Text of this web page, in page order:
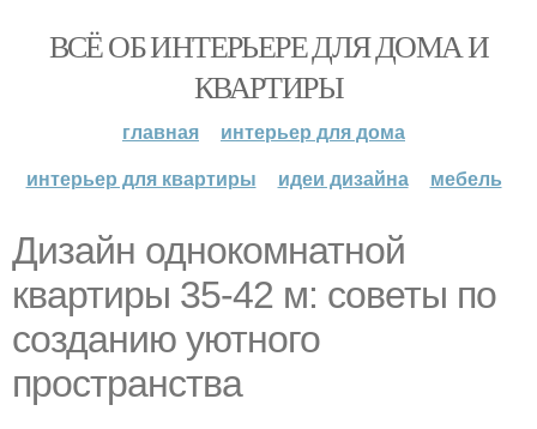
ВСЁ ОБ ИНТЕРЬЕРЕ ДЛЯ ДОМА И
КВАРТИРЫ
главная
интерьер для дома
интерьер для квартиры
идеи дизайна мебель
Дизайн однокомнатной
квартиры 35-42 м: советы по
созданию уютного
пространства